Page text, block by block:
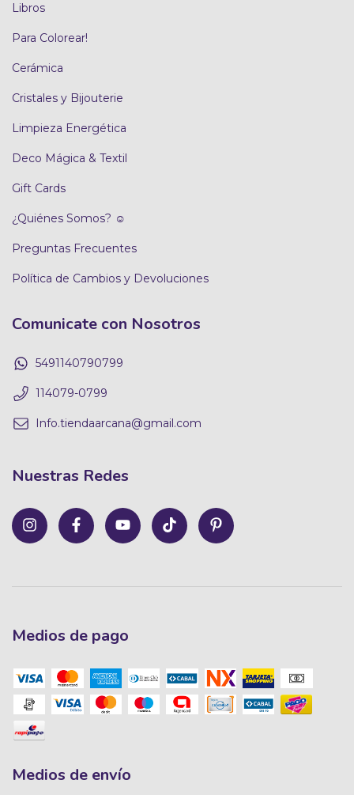
Libros
Para Colorear!
Cerámica
Cristales y Bijouterie
Limpieza Energética
Deco Mágica & Textil
Gift Cards
¿Quiénes Somos? ☺
Preguntas Frecuentes
Política de Cambios y Devoluciones
Comunicate con Nosotros
5491140790799
114079-0799
Info.tiendaarcana@gmail.com
Nuestras Redes
Medios de pago
Medios de envío